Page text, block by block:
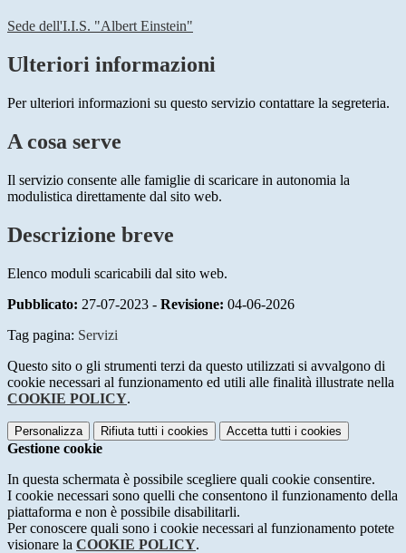
Sede dell'I.I.S. "Albert Einstein"
Ulteriori informazioni
Per ulteriori informazioni su questo servizio contattare la segreteria.
A cosa serve
Il servizio consente alle famiglie di scaricare in autonomia la
modulistica direttamente dal sito web.
Descrizione breve
Elenco moduli scaricabili dal sito web.
Pubblicato: 27-07-2023 - Revisione: 04-06-2026
Tag pagina: Servizi
Questo sito o gli strumenti terzi da questo utilizzati si avvalgono di
cookie necessari al funzionamento ed utili alle finalità illustrate nella
COOKIE POLICY.
Personalizza Rifiuta tutti i cookies Accetta tutti i cookies
Gestione cookie
In questa schermata è possibile scegliere quali cookie consentire.
I cookie necessari sono quelli che consentono il funzionamento della
piattaforma e non è possibile disabilitarli.
Per conoscere quali sono i cookie necessari al funzionamento potete
visionare la COOKIE POLICY.